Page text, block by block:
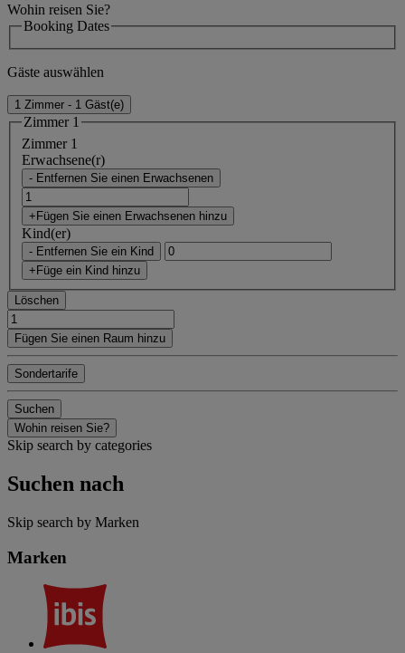
Wohin reisen Sie?
Booking Dates
Gäste auswählen
1 Zimmer - 1 Gäst(e)
Zimmer 1
Zimmer 1
Erwachsene(r)
- Entfernen Sie einen Erwachsenen
+Fügen Sie einen Erwachsenen hinzu
Kind(er)
- Entfernen Sie ein Kind
+Füge ein Kind hinzu
Löschen
Fügen Sie einen Raum hinzu
Sondertarife
Suchen
Wohin reisen Sie?
Skip search by categories
Suchen nach
Skip search by Marken
Marken